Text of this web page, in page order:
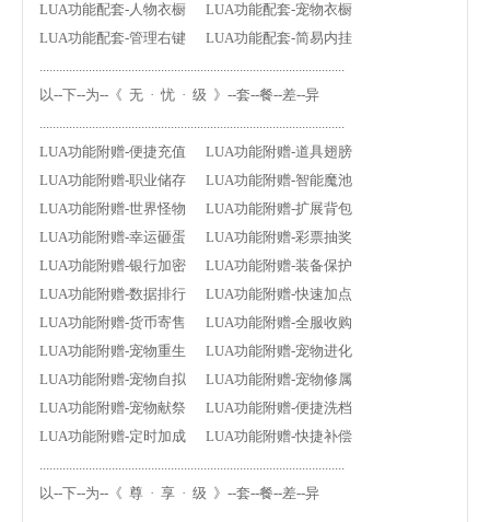
LUA功能配套-人物衣橱 LUA功能配套-宠物衣橱
LUA功能配套-管理右键 LUA功能配套-简易内挂
.............................................................................................
以--下--为--《 无 · 忧 · 级 》--套--餐--差--异
.............................................................................................
LUA功能附赠-便捷充值 LUA功能附赠-道具翅膀
LUA功能附赠-职业储存 LUA功能附赠-智能魔池
LUA功能附赠-世界怪物 LUA功能附赠-扩展背包
LUA功能附赠-幸运砸蛋 LUA功能附赠-彩票抽奖
LUA功能附赠-银行加密 LUA功能附赠-装备保护
LUA功能附赠-数据排行 LUA功能附赠-快速加点
LUA功能附赠-货币寄售 LUA功能附赠-全服收购
LUA功能附赠-宠物重生 LUA功能附赠-宠物进化
LUA功能附赠-宠物自拟 LUA功能附赠-宠物修属
LUA功能附赠-宠物献祭 LUA功能附赠-便捷洗档
LUA功能附赠-定时加成 LUA功能附赠-快捷补偿
.............................................................................................
以--下--为--《 尊 · 享 · 级 》--套--餐--差--异